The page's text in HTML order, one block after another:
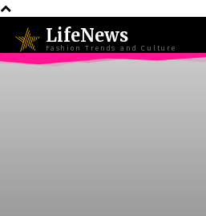
LifeNews
Fashion Trends and Culture